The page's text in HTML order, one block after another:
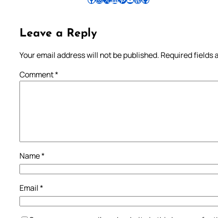
Leave a Reply
Your email address will not be published. Required fields
Comment*
Name*
Email*